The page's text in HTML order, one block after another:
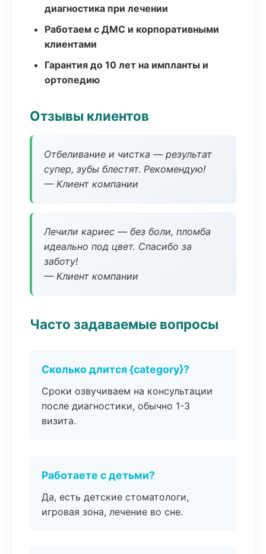
диагностика при лечении
Работаем с ДМС и корпоративными
клиентами
Гарантия до 10 лет на импланты и
ортопедию
Отзывы клиентов
Отбеливание и чистка — результат
супер, зубы блестят. Рекомендую!
— Клиент компании
Лечили кариес — без боли, пломба
идеально под цвет. Спасибо за
заботу!
— Клиент компании
Часто задаваемые вопросы
Сколько длится {category}?
Сроки озвучиваем на консультации
после диагностики, обычно 1-3
визита.
Работаете с детьми?
Да, есть детские стоматологи,
игровая зона, лечение во сне.